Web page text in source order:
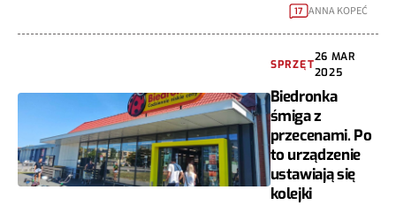
17 ANNA KOPEĆ
SPRZĘT
26 MAR
2025
Biedronka
śmiga z
przecenami. Po
to urządzenie
ustawiają się
kolejki